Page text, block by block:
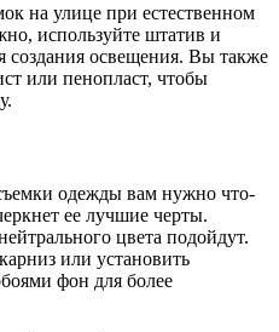
на улице при естественном
используйте штатив и
создания освещения. Вы также
или пенопласт, чтобы
одежды вам нужно что-
ее лучшие черты.
цвета подойдут.
или установить
фон для более